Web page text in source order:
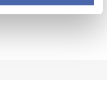
- erhvervs­økonomi og